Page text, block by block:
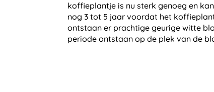
koffieplantje is nu sterk genoeg en
nog 3 tot 5 jaar voordat het
ontstaan er prachtige geurige witte
periode ontstaan op de plek van de